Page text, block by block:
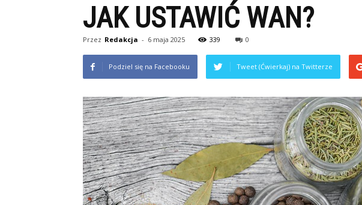
JAK USTAWIĆ WAN?
Przez Redakcja - 6 maja 2025 339 0
Podziel się na Facebooku Tweet (Ćwierkaj) na Twitterze